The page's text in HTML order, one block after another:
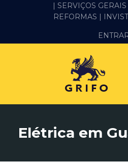
ALVENARIA E PEDREIRO
IMPERMEABILIZAÇÃO
| SERVIÇOS GERAIS
REFORMAS |
Elétrica em